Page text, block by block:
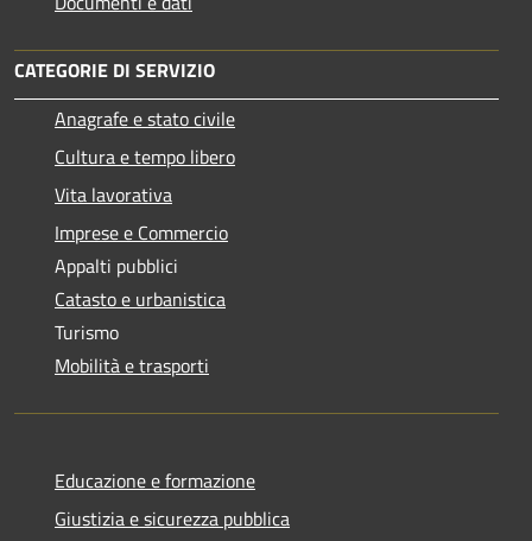
CATEGORIE DI SERVIZIO
Anagrafe e stato civile
Cultura e tempo libero
Vita lavorativa
Imprese e Commercio
Appalti pubblici
Catasto e urbanistica
Turismo
Mobilità e trasporti
Educazione e formazione
Giustizia e sicurezza pubblica